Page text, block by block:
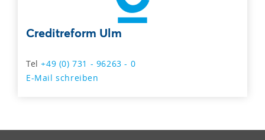
Creditreform Ulm
Tel+49 (0) 731 - 96263 - 0
E-Mail schreiben